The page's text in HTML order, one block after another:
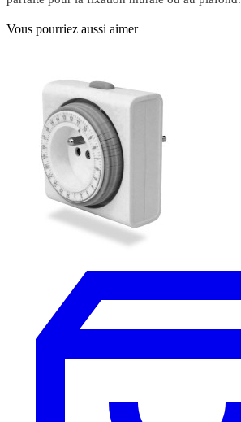
Vous pourriez aussi aimer